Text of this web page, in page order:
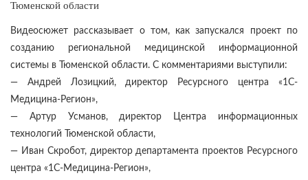
Тюменской области
Видеосюжет рассказывает о том, как запускался проект по
созданию региональной медицинской информационной
системы в Тюменской области. С комментариями выступили:
— Андрей Лозицкий, директор Ресурсного центра «1С-
Медицина-Регион»,
— Артур Усманов, директор Центра информационных
технологий Тюменской области,
— Иван Скробот, директор департамента проектов Ресурсного
центра «1С-Медицина-Регион»,